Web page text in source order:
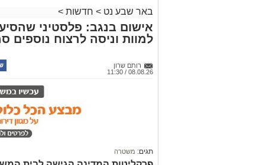
קרדיט: רמ"י
המדינה, בהובלת החטיבה לשמירה על
מחדשת בימים אלה את עבודות הנטיעה
המבוצעת בפועל על ידי קק"ל
של כ-6,000 דונם – פי שניים
מתבצעות כחלק מפעילות רציפה
באר שבע נט > חדשות >
אישום בנגב: פלסטיני
למוות וניסה לרצוח נוספים
רותם שרון
08.08.26 / 11:30
תגים: משטרה